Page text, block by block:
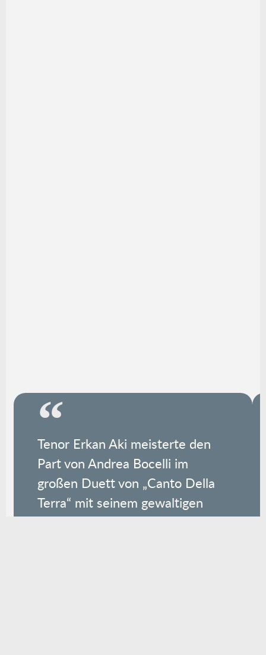
Tenor Erkan Aki meisterte den
Part von Andrea Bocelli im
großen Duett von „Canto Della
Terra“ mit seinem gewaltigen
Crescendo